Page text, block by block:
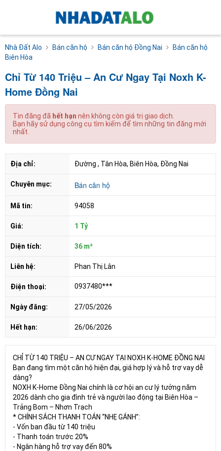
Nhà Đất Alo Bán căn hộ Bán căn hộ Đồng Nai
Bán căn hộ
Biên Hòa
Chỉ Từ 140 Triệu – An Cư Ngay Tại Noxh K-
Home Đồng Nai
Tin đăng đã hết hạn nên không còn giá trị giao dịch.
Bạn hãy sử dụng công cụ tìm kiếm để tìm những tin đăng mới
nhất.
Địa chỉ: Đường , Tân Hòa, Biên Hòa, Đồng Nai
Chuyên mục: Bán căn hộ
Mã tin: 94058
Giá: 1 Tỷ
Diện tích: 36 m²
Liên hệ: Phan Thị Lân
Điện thoại: 0937480***
Ngày đăng: 27/05/2026
Hết hạn: 26/06/2026
CHỈ TỪ 140 TRIỆU – AN CƯ NGAY TẠI NOXH K-HOME ĐỒNG NAI
Bạn đang tìm một căn hộ hiện đại, giá hợp lý và hỗ trợ vay dễ
dàng?
NOXH K-Home Đồng Nai chính là cơ hội an cư lý tưởng năm
2026 dành cho gia đình trẻ và người lao động tại Biên Hòa –
Trảng Bom – Nhơn Trạch
* CHÍNH SÁCH THANH TOÁN “NHẸ GÁNH”:
- Vốn ban đầu từ 140 triệu
- Thanh toán trước 20%
- Ngân hàng hỗ trợ vay đến 80%